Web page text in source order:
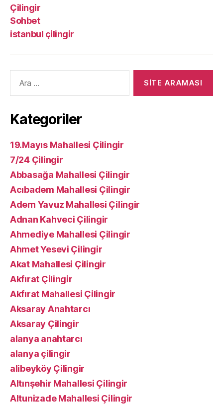
Çilingir
Sohbet
istanbul çilingir
yap:
Kategoriler
19.Mayıs Mahallesi Çilingir
7/24 Çilingir
Abbasağa Mahallesi Çilingir
Acıbadem Mahallesi Çilingir
Adem Yavuz Mahallesi Çilingir
Adnan Kahveci Çilingir
Ahmediye Mahallesi Çilingir
Ahmet Yesevi Çilingir
Akat Mahallesi Çilingir
Akfırat Çilingir
Akfırat Mahallesi Çilingir
Aksaray Anahtarcı
Aksaray Çilingir
alanya anahtarcı
alanya çilingir
alibeyköy Çilingir
Altınşehir Mahallesi Çilingir
Altunizade Mahallesi Çilingir